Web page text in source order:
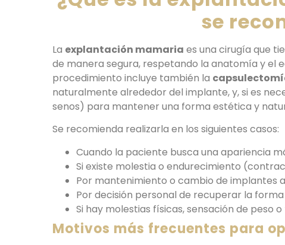
se
La explantación mamaria es una cirugía que
de manera segura, respetando la anatomía y el
procedimiento incluye también la
naturalmente alrededor del implante, y, si es
senos) para mantener una forma estética y
Se recomienda realizarla en los siguientes casos:
Cuando la paciente busca una apariencia
Si existe molestia o endurecimiento
Por mantenimiento o cambio de implantes
Por decisión personal de recuperar la
Si hay molestias físicas, sensación de peso
Motivos más frecuentes para